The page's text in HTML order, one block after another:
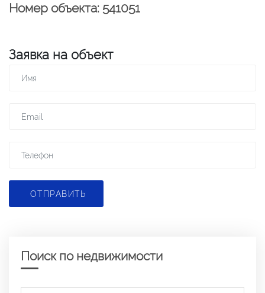
Номер объекта: 541051
Заявка на объект
ОТПРАВИТЬ
Поиск по недвижимости